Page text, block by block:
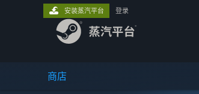
商店
安装蒸汽平台 登录